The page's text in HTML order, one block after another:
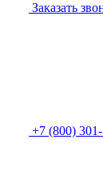
Заказать
+7 (800) 301-